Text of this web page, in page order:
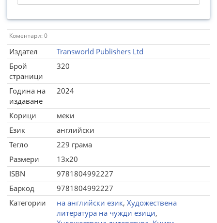
Коментари: 0
Издател
Transworld Publishers Ltd
Брой
страници
320
Година на
издаване
2024
Корици
меки
Език
английски
Тегло
229 грама
Размери
13x20
ISBN
9781804992227
Баркод
9781804992227
Категории
на английски език, Художествена
литература на чужди езици,